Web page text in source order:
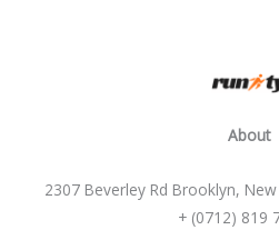
About
2307 Beverley Rd Brooklyn,
+ (0712) 819